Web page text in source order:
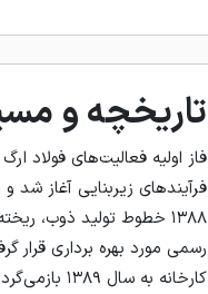
تاریخچه و
فاز اولیه فعالیت‌های فولاد
فرآیندهای زیربنایی آغاز
۱۳۸۸ خطوط تولید ذوب،
رسمی مورد بهره‌ برداری قرار
کارخانه به